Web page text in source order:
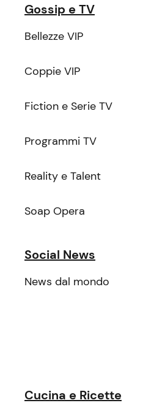
Gossip e TV
Bellezze VIP
Coppie VIP
Fiction e Serie TV
Programmi TV
Reality e Talent
Soap Opera
Social News
News dal mondo
Cucina e Ricette